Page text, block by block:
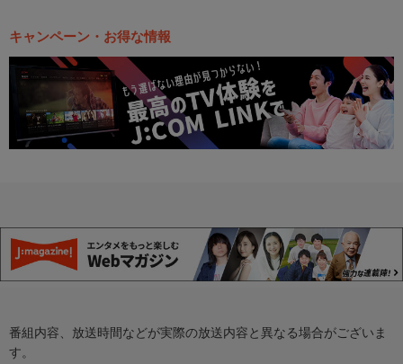
キャンペーン・お得な情報
番組内容、放送時間などが実際の放送内容と異なる場合がございま
す。